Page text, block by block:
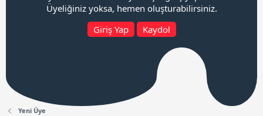
Üyeliğiniz yoksa, hemen oluşturabilirsiniz.
Giriş Yap
Kaydol
Yeni Üye